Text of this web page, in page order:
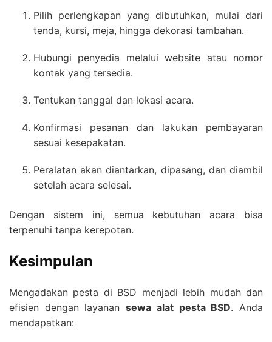
Pilih perlengkapan yang dibutuhkan, mulai dari
tenda, kursi, meja, hingga dekorasi tambahan.
Hubungi penyedia melalui website atau nomor
kontak yang tersedia.
Tentukan tanggal dan lokasi acara.
Konfirmasi pesanan dan lakukan pembayaran
sesuai kesepakatan.
Peralatan akan diantarkan, dipasang, dan diambil
setelah acara selesai.
Dengan sistem ini, semua kebutuhan acara bisa
terpenuhi tanpa kerepotan.
Kesimpulan
Mengadakan pesta di BSD menjadi lebih mudah dan
efisien dengan layanansewa alat pesta BSD. Anda
mendapatkan: